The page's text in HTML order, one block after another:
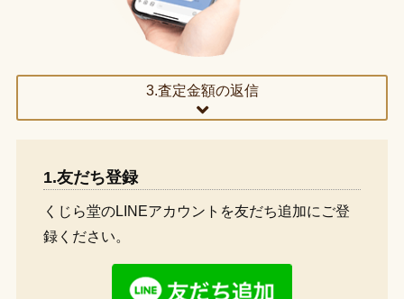
3.査定金額の返信
1.友だち登録
くじら堂のLINEアカウントを友だち追加にご登
録ください。